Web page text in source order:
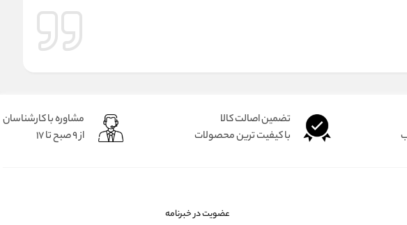
تضمین اصالت کالا
با کیفیت ترین محصولات
مشاوره با کارشناسان
از 9 صبح تا 17
عضویت در خبرنامه